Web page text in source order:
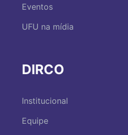
Eventos
UFU na mídia
DIRCO
Institucional
Equipe